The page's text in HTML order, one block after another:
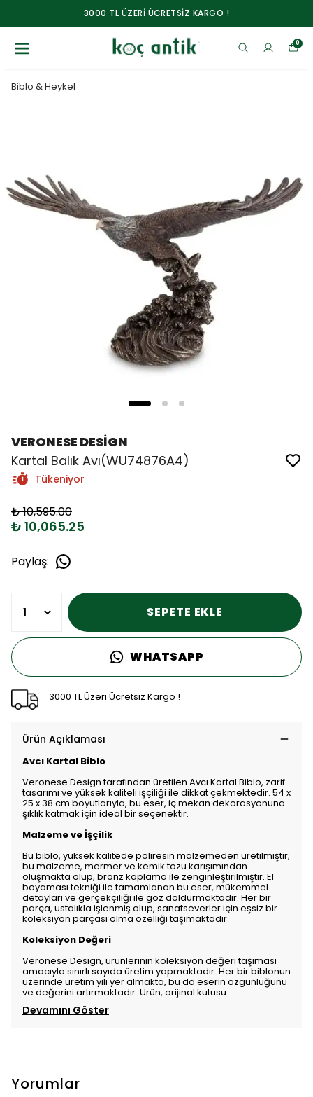
3000 TL ÜZERİ ÜCRETSİZ KARGO !
0
Biblo & Heykel
VERONESE DESİGN
Kartal Balık Avı(WU74876A4)
Tükeniyor
₺ 10,595.00
₺ 10,065.25
Paylaş:
SEPETE EKLE
WHATSAPP
3000 TL Üzeri Ücretsiz Kargo !
Ürün Açıklaması
Avcı Kartal Biblo
Veronese Design tarafından üretilen Avcı Kartal Biblo, zarif
tasarımı ve yüksek kaliteli işçiliği ile dikkat çekmektedir. 54 x
25 x 38 cm boyutlarıyla, bu eser, iç mekan dekorasyonuna
şıklık katmak için ideal bir seçenektir.
Malzeme ve İşçilik
Bu biblo, yüksek kalitede poliresin malzemeden üretilmiştir;
bu malzeme, mermer ve kemik tozu karışımından
oluşmakta olup, bronz kaplama ile zenginleştirilmiştir. El
boyaması tekniği ile tamamlanan bu eser, mükemmel
detayları ve gerçekçiliği ile göz doldurmaktadır. Her bir
parça, ustalıkla işlenmiş olup, sanatseverler için eşsiz bir
koleksiyon parçası olma özelliği taşımaktadır.
Koleksiyon Değeri
Veronese Design, ürünlerinin koleksiyon değeri taşıması
amacıyla sınırlı sayıda üretim yapmaktadır. Her bir biblonun
üzerinde üretim yılı yer almakta, bu da eserin özgünlüğünü
ve değerini artırmaktadır. Ürün, orijinal kutusu
Devamını Göster
Yorumlar